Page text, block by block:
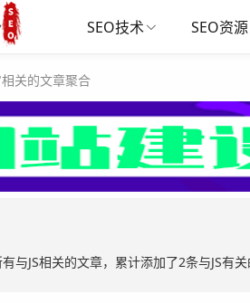
SEO技术 SEO资源
关的文章聚合
与JS相关的文章，累计添加了2条与JS有关